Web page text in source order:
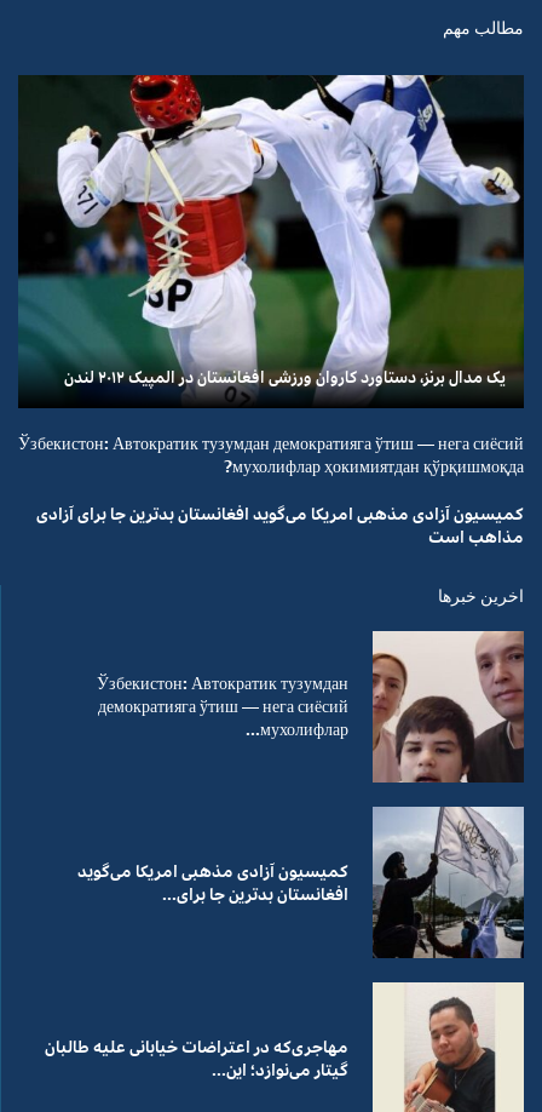
مطالب مهم
یک مدال برنز، دستاورد کاروان ورزشی افغانستان در المپیک ۲۰۱۲ لندن
Ўзбекистон: Автократик тузумдан демократияга ўтиш — нега сиёсий
мухолифлар ҳокимиятдан қўрқишмоқда?
کمیسیون آزادی مذهبی امریکا می‌گوید افغانستان بدترین جا برای آزادی
مذاهب است
اخرین خبرها
Ўзбекистон: Автократик тузумдан
демократияга ўтиш — нега сиёсий
мухолифлар...
کمیسیون آزادی مذهبی امریکا می‌گوید
افغانستان بدترین جا برای...
مهاجری‌که در اعتراضات خیابانی علیه طالبان
گیتار می‌نوازد؛ این...